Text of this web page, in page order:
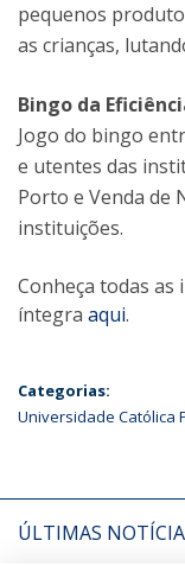
pequenos
as crianças,
Bingo da
Jogo do bingo
e utentes das
Porto e Venda de
instituições.
Conheça todas as
íntegra aqui.
Categorias:
Universidade Católica
ÚLTIMAS